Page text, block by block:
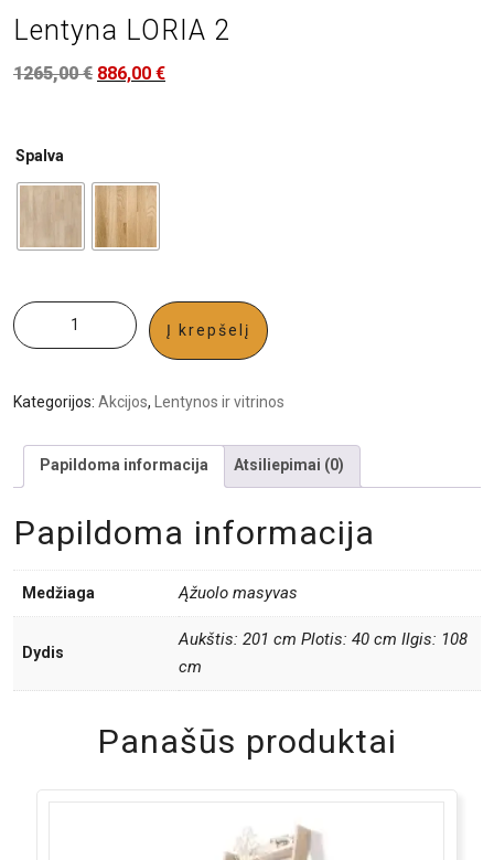
Lentyna LORIA 2
1265,00€ 886,00 €
Spalva
Į krepšelį
Kategorijos: Akcijos, Lentynos ir vitrinos
Papildoma informacija Atsiliepimai (0)
Papildoma informacija
Medžiaga Ąžuolo masyvas
Dydis
Aukštis: 201 cm Plotis: 40 cm Ilgis: 108
cm
Panašūs produktai